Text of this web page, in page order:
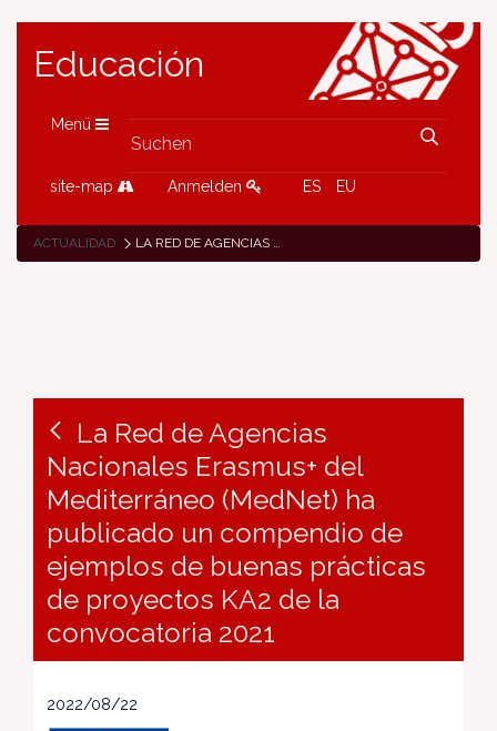
Educación
Menü
site-map Anmelden ES EU
ACTUALIDAD LA RED DE AGENCIAS NACIONALES ERASMUS+ DEL MEDITERRÁNEO (MEDNET) HA PUBLICADO UN COMPENDIO DE EJEMPLOS DE BUENAS PRÁCTICAS DE PROYECTOS KA2 DE LA CONVOCATORIA 2021
La Red de Agencias
Nacionales Erasmus+ del
Mediterráneo (MedNet) ha
publicado un compendio de
ejemplos de buenas prácticas
de proyectos KA2 de la
convocatoria 2021
2022/08/22